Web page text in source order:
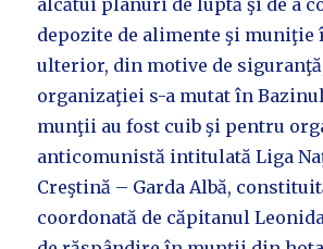
alcătui planuri de luptă şi de a
depozite de alimente şi muniţie
ulterior, din motive de
organizaţiei s-a mutat în
munţii au fost cuib şi pentru
anticomunistă intitulată Liga
Creştină – Garda Albă,
coordonată de căpitanul